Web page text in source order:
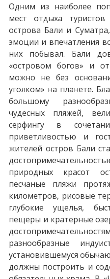
Одним из наиболее
мест отдыха
острова Бали и
эмоции и впечатления
них побывал. Бали
«островом богов» и
можно не без
уголком» на планете.
большому
чудесных пляжей,
серфингу в
приветливостью и
жителей остров Бали
природных красот
песчаные пляжи
километров, рисовые
глубокие ущелья,
пещеры и кратерные
разнообразные
установившемуся
должны построить и